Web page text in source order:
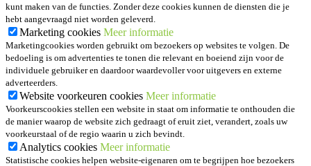
kunt maken van de functies. Zonder deze cookies kunnen de diensten die je
hebt aangevraagd niet worden geleverd.
Marketing cookies Meer informatie
Marketingcookies worden gebruikt om bezoekers op websites te volgen. De
bedoeling is om advertenties te tonen die relevant en boeiend zijn voor de
individuele gebruiker en daardoor waardevoller voor uitgevers en externe
adverteerders.
Website voorkeuren cookies Meer informatie
Voorkeurscookies stellen een website in staat om informatie te onthouden die
de manier waarop de website zich gedraagt of eruit ziet, verandert, zoals uw
voorkeurstaal of de regio waarin u zich bevindt.
Analytics cookies Meer informatie
Statistische cookies helpen website-eigenaren om te begrijpen hoe bezoekers